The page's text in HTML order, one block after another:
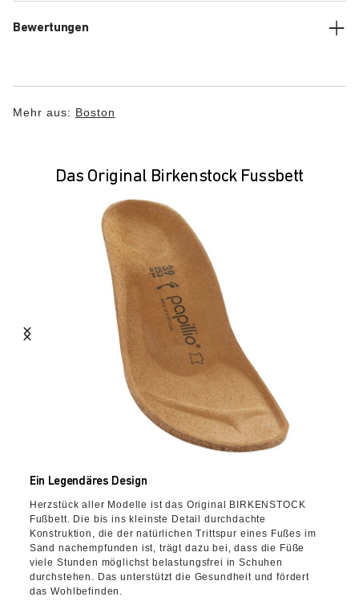
Bewertungen
Mehr aus: Boston
Das Original Birkenstock Fussbett
Ein Legendäres Design
Herzstück aller Modelle ist das Original BIRKENSTOCK
Fußbett. Die bis ins kleinste Detail durchdachte
Konstruktion, die der natürlichen Trittspur eines Fußes im
Sand nachempfunden ist, trägt dazu bei, dass die Füße
viele Stunden möglichst belastungsfrei in Schuhen
durchstehen. Das unterstützt die Gesundheit und fördert
das Wohlbefinden.